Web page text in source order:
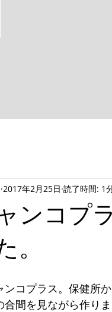
ンコプ
。
2017年2月25日 読了時間: 1
コプラス。保健所
間を見ながら作り